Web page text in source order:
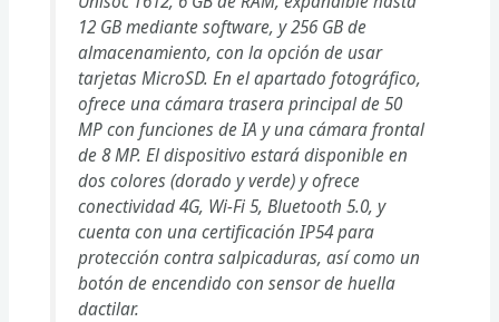
12 GB mediante software, y 256 GB de
almacenamiento, con la opción de usar
tarjetas MicroSD. En el apartado fotográfico,
ofrece una cámara trasera principal de 50
MP con funciones de IA y una cámara frontal
de 8 MP. El dispositivo estará disponible en
dos colores (dorado y verde) y ofrece
conectividad 4G, Wi-Fi 5, Bluetooth 5.0, y
cuenta con una certificación IP54 para
protección contra salpicaduras, así como un
botón de encendido con sensor de huella
dactilar.